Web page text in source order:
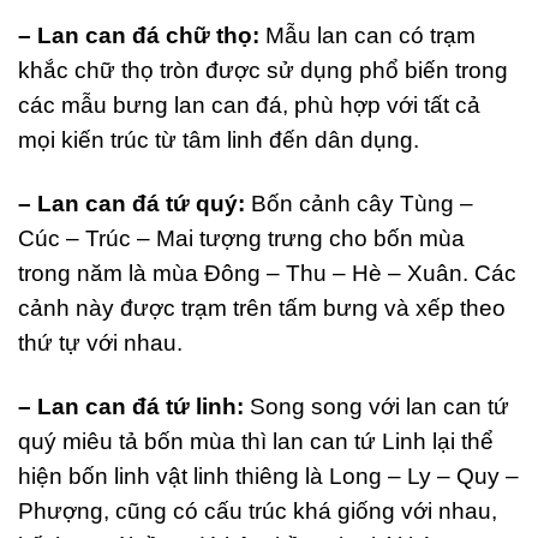
– Lan can đá chữ thọ: Mẫu lan can có trạm
khắc chữ thọ tròn được sử dụng phổ biến trong
các mẫu bưng lan can đá, phù hợp với tất cả
mọi kiến trúc từ tâm linh đến dân dụng.
– Lan can đá tứ quý: Bốn cảnh cây Tùng –
Cúc – Trúc – Mai tượng trưng cho bốn mùa
trong năm là mùa Đông – Thu – Hè – Xuân. Các
cảnh này được trạm trên tấm bưng và xếp theo
thứ tự với nhau.
– Lan can đá tứ linh: Song song với lan can tứ
quý miêu tả bốn mùa thì lan can tứ Linh lại thể
hiện bốn linh vật linh thiêng là Long – Ly – Quy –
Phượng, cũng có cấu trúc khá giống với nhau,